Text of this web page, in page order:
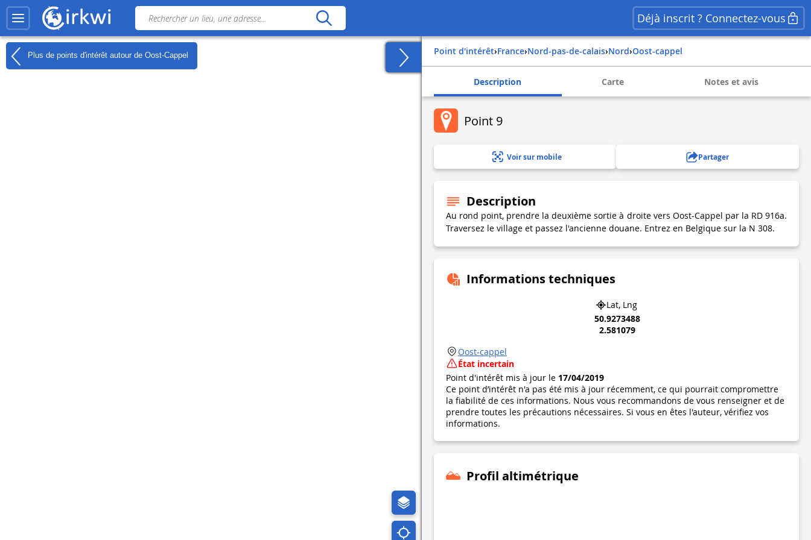
Déjà inscrit ? Connectez-vous
Plus de points d'intérêt autour de Oost-Cappel Point d'intérêt› france› nord-pas-de-calais› nord› oost-cappel
Description Carte Notes et avis
Point 9
Voir sur mobile Partager
Description
Au rond point, prendre la deuxième sortie à droite vers Oost-Cappel par la RD 916a.
Traversez le village et passez l'ancienne douane. Entrez en Belgique sur la N 308.
Informations techniques
Lat, Lng
50.9273488
2.581079
Oost-cappel
État incertain
Point d'intérêt mis à jour le 17/04/2019
Ce point d’intérêt n'a pas été mis à jour récemment, ce qui pourrait compromettre
la fiabilité de ces informations. Nous vous recommandons de vous renseigner et de
prendre toutes les précautions nécessaires. Si vous en êtes l'auteur, vérifiez vos
informations.
Profil altimétrique